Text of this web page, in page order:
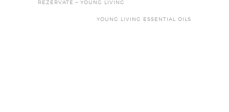
REZERVATE – YOUNG LIVING
YOUNG LIVING ESSENTIAL OILS